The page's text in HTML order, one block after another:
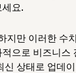
요.
지만 이러한 수
으로 비즈니스
상태로 업데